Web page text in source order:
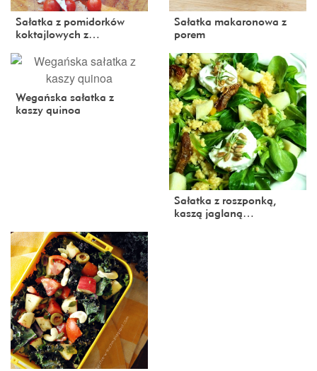
Sałatka z pomidorków
koktajlowych z…
Sałatka makaronowa z
porem
Wegańska sałatka z
kaszy quinoa
Sałatka z roszponką,
kaszą jaglaną…